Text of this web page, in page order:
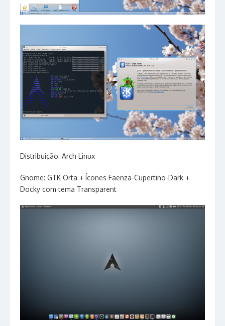
Distribuição: Arch Linux
Gnome: GTK Orta + Ícones Faenza-Cupertino-Dark +
Docky com tema Transparent